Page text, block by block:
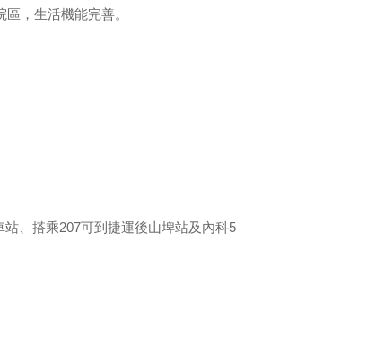
，生活機能完善。
、搭乘207可到捷運後山埤站及內科5